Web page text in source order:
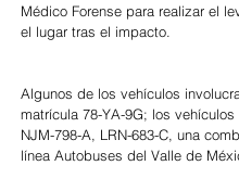
Médico Forense para realizar el
el lugar tras el impacto.
Algunos de los vehículos
matrícula 78-YA-9G; los vehículos
NJM-798-A, LRN-683-C, una
línea Autobuses del Valle de